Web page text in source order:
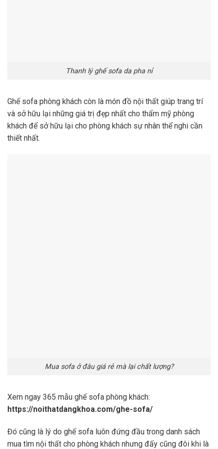
Thanh lý ghế sofa da pha nỉ
Ghế sofa phòng khách còn là món đồ nội thất giúp trang trí
và sở hữu lại những giá trị đẹp nhất cho thẩm mỹ phòng
khách để sở hữu lại cho phòng khách sự nhân thể nghi cần
thiết nhất.
Mua sofa ở đâu giá rẻ mà lại chất lượng?
Xem ngay 365 mẫu ghế sofa phòng khách:
https://noithatdangkhoa.com/ghe-sofa/
Đó cũng là lý do ghế sofa luôn đứng đầu trong danh sách
mua tìm nội thất cho phòng khách nhưng đấy cũng đôi khi là